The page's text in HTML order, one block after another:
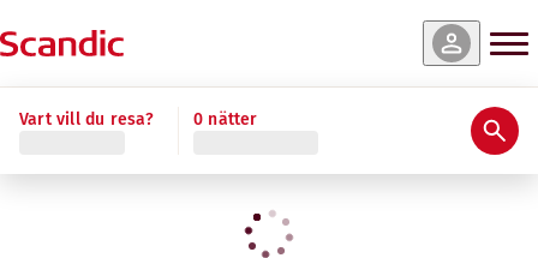
Vart vill du resa? 0 nätter